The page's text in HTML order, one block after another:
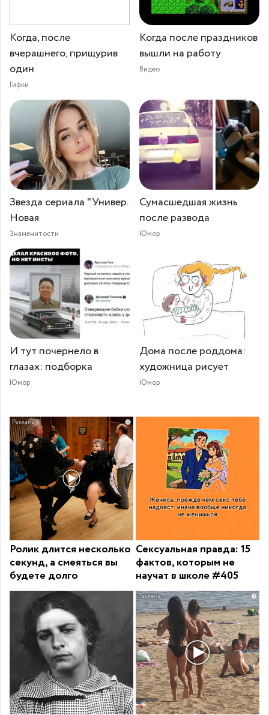
Когда, после
вчерашнего, прищурив
один
Гифки
Когда после праздников
вышли на работу
Видео
Звезда сериала "Универ.
Новая
Знаменитости
Сумасшедшая жизнь
после развода
Юмор
И тут почернело в
глазах: подборка
Юмор
Дома после роддома:
художница рисует
Юмор
i
Ролик длится несколько
секунд, а смеяться вы
будете долго
Сексуальная правда: 15
фактов, которым не
научат в школе #405
i